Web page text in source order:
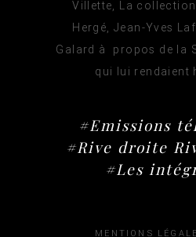
Villette, La
Hergé, Jean-Yves
Galard à propos de la
qui lui rendaient
#Emissions
#Rive droite
#Les
MENTIONS